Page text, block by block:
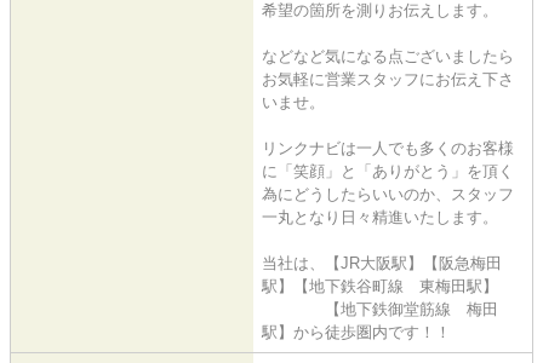
希望の箇所を測りお伝えします。
などなど気になる点ございましたら
お気軽に営業スタッフにお伝え下さ
いませ。
リンクナビは一人でも多くのお客様
に「笑顔」と「ありがとう」を頂く
為にどうしたらいいのか、スタッフ
一丸となり日々精進いたします。
当社は、【JR大阪駅】【阪急梅田
駅】【地下鉄谷町線 東梅田駅】
【地下鉄御堂筋線 梅田
駅】から徒歩圏内です！！